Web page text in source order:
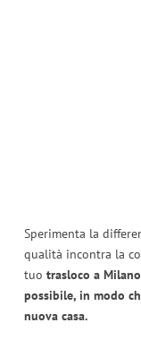
Sperimenta la
qualità incontra la
tuo trasloco a
possibile, in modo
nuova casa.